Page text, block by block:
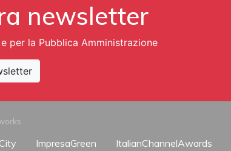
newsletter
per la Pubblica Amministrazione
ImpresaGreen ItalianChannelAwards